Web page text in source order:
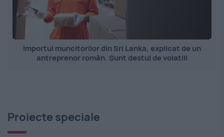
Importul muncitorilor din Sri Lanka, explicat de un
antreprenor român. Sunt destul de volatili
Proiecte speciale